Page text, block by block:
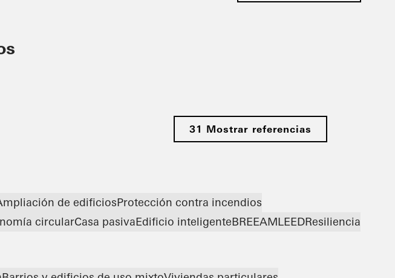
31 Mostrar referencias
de edificiosProtección contra incendios
circularCasa pasivaEdificio inteligenteBREEAMLEEDResiliencia